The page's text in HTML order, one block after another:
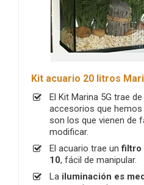
Kit acuario 20 litros
El Kit Marina 5G trae
accesorios que
son los que vienen de
modificar.
El acuario trae unfiltro
10, fácil de manipular.
La iluminación es